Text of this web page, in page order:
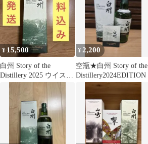
¥ 15,500
白州 Story of the
Distillery 2025 ウイスキ
¥2,200
空瓶★白州 Story of the
Distillery2024EDITION